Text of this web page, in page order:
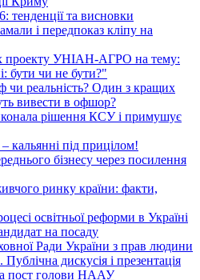
тенденції та висновки
і передпоказ кліпу на
проекту УНІАН-АГРО на тему:
бути чи не бути?"
чи реальність? Один з кращих
вивести в офшор?
рішення КСУ і примушує
кальянні під прицілом!
бізнесу через посилення
ринку країни: факти,
освітньої реформи в Україні
на посаду
Ради України з прав людини
дискусія і презентація
пост голови НААУ